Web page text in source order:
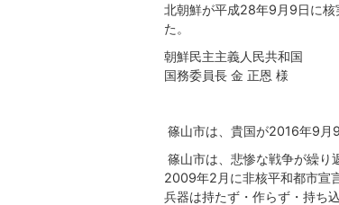
北朝鮮が平成28年9月9日に核
た。
朝鮮民主主義人民共和国
国務委員長 金 正恩 様
篠山市は、貴国が2016年9月
篠山市は、悲惨な戦争が繰り
2009年2月に非核平和都市宣
兵器は持たず・作らず・持ち